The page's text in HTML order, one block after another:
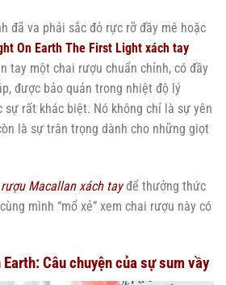
đã va phải sắc đỏ rực rỡ đầy mê hoặc
On Earth The First Light xách tay
tay một chai rượu chuẩn chỉnh, có đầy
được bảo quản trong nhiệt độ lý
sự rất khác biệt. Nó không chỉ là sự yên
là sự trân trọng dành cho những giọt
rượu Macallan xách tayđể thưởng thức
mình “mổ xẻ” xem chai rượu này có
Câu chuyện của sự sum vầy